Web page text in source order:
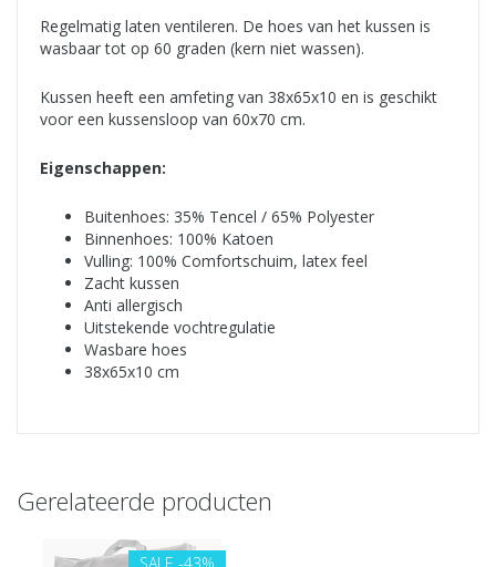
Regelmatig laten ventileren. De hoes van het kussen is
wasbaar tot op 60 graden (kern niet wassen).
Kussen heeft een amfeting van 38x65x10 en is geschikt
voor een kussensloop van 60x70 cm.
Eigenschappen:
Buitenhoes: 35% Tencel / 65% Polyester
Binnenhoes: 100% Katoen
Vulling: 100% Comfortschuim, latex feel
Zacht kussen
Anti allergisch
Uitstekende vochtregulatie
Wasbare hoes
38x65x10 cm
Gerelateerde producten